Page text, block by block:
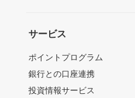
サービス
ポイントプログラム
銀行との口座連携
投資情報サービス